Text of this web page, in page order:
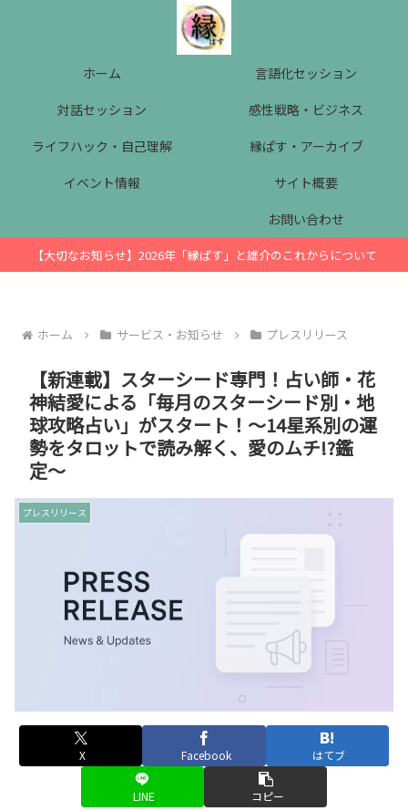
ホーム
言語化セッション
対話セッション
感性戦略・ビジネス
ライフハック・自己理解
縁ぱす・アーカイブ
イベント情報
サイト概要
お問い合わせ
【大切なお知らせ】2026年「縁ぱす」と雄介のこれからについて
ホーム サービス・お知らせ プレスリリース
【新連載】スターシード専門！占い師・花
神結愛による「毎月のスターシード別・地
球攻略占い」がスタート！〜14星系別の運
勢をタロットで読み解く、愛のムチ!?鑑
定〜
プレスリリース
X Facebook はてブ
LINE コピー